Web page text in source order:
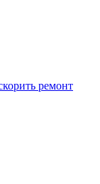
ремонт